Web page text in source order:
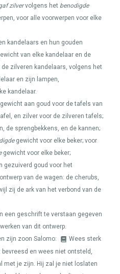
zilvervolgens het benodigde
voor alle voorwerpen voor elke
kandelaars en hun gouden
van elke kandelaar en de
zilveren kandelaars, volgens het
en zijn lampen,
kandelaar.
aan goud voor de tafels van
en zilver voor de zilveren tafels;
de sprengbekkens, en de kannen;
gewicht voor elke beker; voor
gewicht voor elke beker;
gezuiverd goud voor het
van de wagen: de cherubs,
zij de ark van het verbond van de
een geschrift te verstaan gegeven
van dit ontwerp.
zijn zoon Salomo:
Wees sterk
en wees niet ontsteld,
met je zijn. Hij zal je niet loslaten